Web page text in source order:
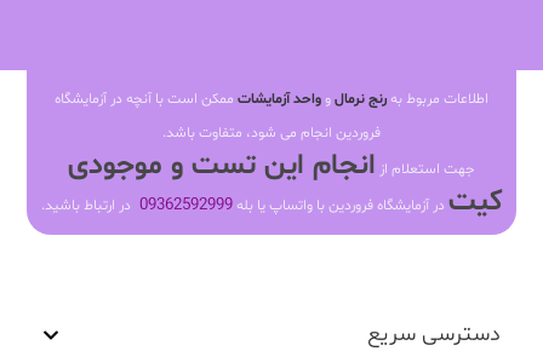
اطلاعات مربوط بهرنج نرمالو واحد آزمایشات ممکن است با آنچه در آزمایشگاه
فروردین انجام می شود، متفاوت باشد.
جهت استعلام از انجام این تست و موجودی
کیت در آزمایشگاه فروردین با واتساپ یا بله09362592999 در ارتباط باشید.
دسترسی سریع